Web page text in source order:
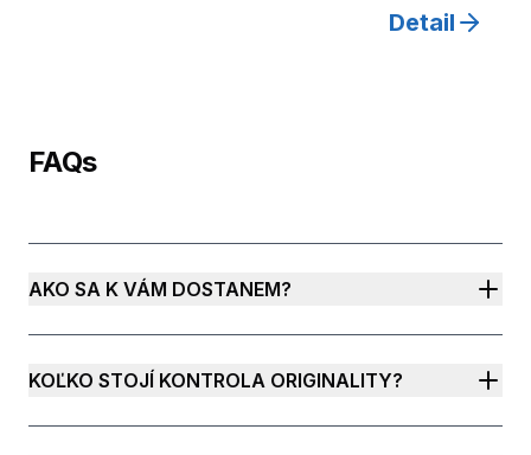
Detail
FAQs
AKO SA K VÁM DOSTANEM?
KOĽKO STOJÍ KONTROLA ORIGINALITY?